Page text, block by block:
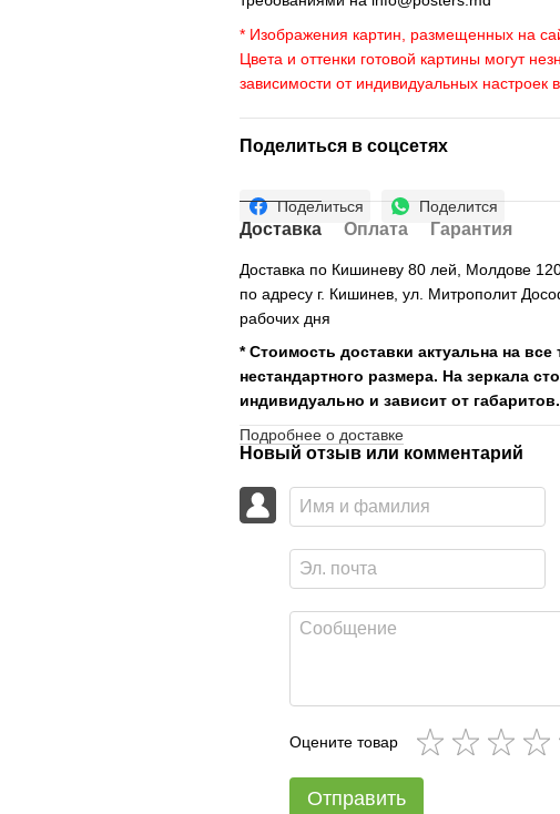
* Изображения картин, размещенных на
Цвета и оттенки готовой картины могут
зависимости от индивидуальных настроек
Поделиться в соцсетях
Поделиться Поделится
Доставка Оплата Гарантия
Доставка по Кишиневу 80 лей, Молдове
по адресу г. Кишинев, ул. Митрополит
рабочих дня
* Стоимость доставки актуальна на
нестандартного размера. На зеркала
индивидуально и зависит от габаритов.
Подробнее о доставке
Новый отзыв или комментарий
Оцените товар
Отправить